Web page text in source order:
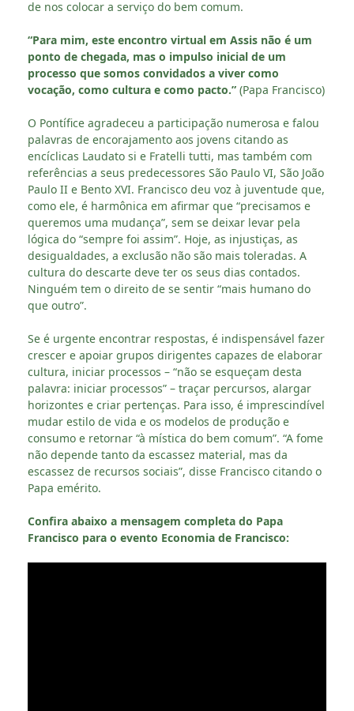
de nos colocar a serviço do bem comum.
“Para mim, este encontro virtual em Assis não é um
ponto de chegada, mas o impulso inicial de um
processo que somos convidados a viver como
vocação, como cultura e como pacto.” (Papa Francisco)
O Pontífice agradeceu a participação numerosa e falou
palavras de encorajamento aos jovens citando as
encíclicas Laudato si e Fratelli tutti, mas também com
referências a seus predecessores São Paulo VI, São João
Paulo II e Bento XVI. Francisco deu voz à juventude que,
como ele, é harmônica em afirmar que “precisamos e
queremos uma mudança”, sem se deixar levar pela
lógica do “sempre foi assim”. Hoje, as injustiças, as
desigualdades, a exclusão não são mais toleradas. A
cultura do descarte deve ter os seus dias contados.
Ninguém tem o direito de se sentir “mais humano do
que outro”.
Se é urgente encontrar respostas, é indispensável fazer
crescer e apoiar grupos dirigentes capazes de elaborar
cultura, iniciar processos – “não se esqueçam desta
palavra: iniciar processos” – traçar percursos, alargar
horizontes e criar pertenças. Para isso, é imprescindível
mudar estilo de vida e os modelos de produção e
consumo e retornar “à mística do bem comum”. “A fome
não depende tanto da escassez material, mas da
escassez de recursos sociais”, disse Francisco citando o
Papa emérito.
Confira abaixo a mensagem completa do Papa
Francisco para o evento Economia de Francisco: